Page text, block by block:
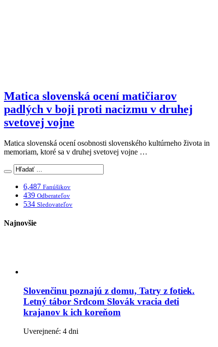
Matica slovenská ocení matičiarov
padlých v boji proti nacizmu v druhej
svetovej vojne
Matica slovenská ocení osobnosti slovenského kultúrneho života in
memoriam, ktoré sa v druhej svetovej vojne …
6,487 Fanúšikov
439 Odberateľov
534 Sledovateľov
Najnovšie
Slovenčinu poznajú z domu, Tatry z fotiek.
Letný tábor Srdcom Slovák vracia deti
krajanov k ich koreňom
Uverejnené: 4 dni